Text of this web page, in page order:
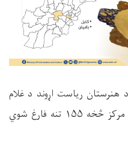
کې د هنرستان ریاست اړوند د غلام
محمد میمنګي د هنري زده کړو له مرکز څخه ۱۵۵ تنه فارغ شوي